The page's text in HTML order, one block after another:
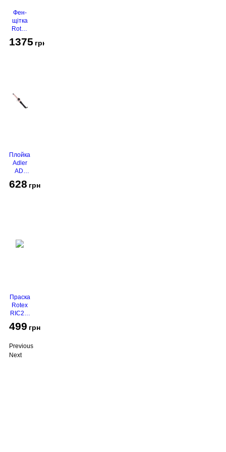
Фен-
щітка
Rotex
490-T
1375 грн
Плойка
Adler
AD-
628 грн
Праска
Rotex
RIC21-
Super
499 грн
Previous
Next